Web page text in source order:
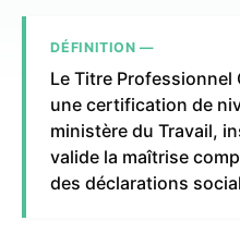
DÉFINITION —
Le Titre Professionnel
une certification de
ministère du Travail,
valide la maîtrise
des déclarations